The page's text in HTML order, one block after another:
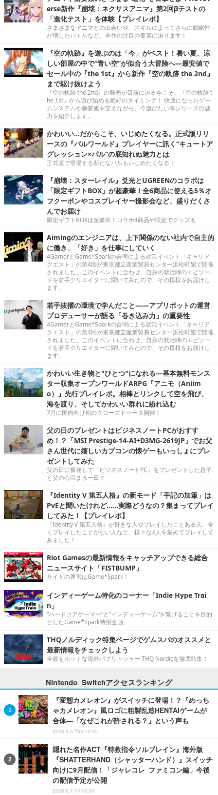
erse新作『崩壊：ネクサスアニマ』第2回βテストの
「進化テスト」を体験【プレイレポ】
さまざまなアニマとの出会いや、スキルによってさらに戦略性
が増したバトルなど、本作の注目の要素に迫ります！
『空の軌跡』を遊ぶのは「今」がベスト！暑い夏、涼
しい部屋の中で“青い空”が似合う大冒険へ―最安値で
セール中の『the 1st』から新作『空の軌跡 the 2nd』
まで駆け抜けよう
『空の軌跡 the 2nd』の発売が目前に迫る今こそ、『空の軌跡 t
he 1st』から遊び始める絶好のタイミング！ 快適になったゲー
ムシステムや新要素を交えながら、今遊びたい本シリーズの魅
力を紹介します。
かわいい…だからこそ、いじめたくなる。正式版リリ
ースの『パルワールド』プレイヤーに訊く“キュートア
グレッション×パル”の底知れぬ魅力とは
正式版で登場する新たなパルもいじめたくなる！
『崩壊：スターレイル』爻光とUGREENのコラボは
「限定ギフトBOX」が超豪華！全6商品に使える5％オ
フクーポンやコスプレイヤー撮影会など、盛りだくさ
んでお届け
限定ギフトBOXは超豪華！コラボ4商品や限定でグッズも
Aimingのエンジニアは、上下関係のない社内で自主的
に働き、「好き」を仕事にしていく
4GamerとGame*Sparkの合同による就活イベント「キャリア
クエスト」の第4回が東京都立産業貿易センター浜松町館で開催
されました。このイベントに合わせ、自身の就活時のエピソー
ドを若手クリエイターに聞いてみたので、その模様をお届けし
ます。
若手抜擢の環境で学んだこと――アプリボットの運営
プロデューサーが語る「巻き込み力」の重要性
4GamerとGame*Sparkの合同による就活イベント「キャリア
クエスト」の第4回が東京都立産業貿易センター浜松町館で開催
されました。このイベントに合わせ、自身の就活時のエピソー
ドを若手クリエイターに聞いてみたので、その模様をお届けし
ます。
かわいい生き物と"ひとつ"になれる―基本無料モンス
ター収集オープンワールドARPG『アニモ（Aniim
o）』先行プレイレポ。相棒とリンクして空を飛び、
海を渡り、そしてかわいい群れに紛れ込む
7月に国内向け初のクローズドベータ開催！
父の日のプレゼントはビジネスノートPCがおすす
め！？「MSI Prestige-14-AI+D3MG-2619JP」でお父
さん世代に嬉しいカプコンの懐ゲーもいっしょにプレ
ゼントしてみた
父の日に奮発して「ビジネスノートPC」をプレゼントした息子
と父の心温まる一日？
『Identity V 第五人格』の新モード「手記の加筆」は
PvEと聞いたけれど……実際どうなの？集まってプレイ
してみた！【プレイレポ】
『Identity V 第五人格』が好きな人やプレイしたことある人、全
くプレイしたことがない人など、様々な4人を集めてプレイして
みました！
Riot Gamesの最新情報をキャッチアップできる総合
ニュースサイト「FISTBUMP」
サイトの運営はGame*Spark！
インディーゲーム特化のコーナー「Indie Hype Trai
n」
“ハードコアゲーマー”と“インディーゲーム”を繋げることを目的
としたGame*Spark特別企画。
THQノルディック特集ページでゲムスパのオススメと
最新情報をチェックしよう
今最もホットな海外パブリッシャー THQ Nordicを徹底特集！
Nintendo Switchアクセスランキング
『変態カメレオン』がスイッチに登場！？『めっち
ゃカメレオン』風ロゴに粗製乱造HENTAIゲームが
合体―「なぜこれが許される？」という声も
2026.8.6 Thu 16:30
隠れた名作ACT『特救指令ソルブレイン』海外版
『SHATTERHAND（シャッターハンド）』スイッチ
向けに9月配信！「ジャレコレ ファミコン編」今後
の配信予定が公開
2026.8.7 Fri 16:30